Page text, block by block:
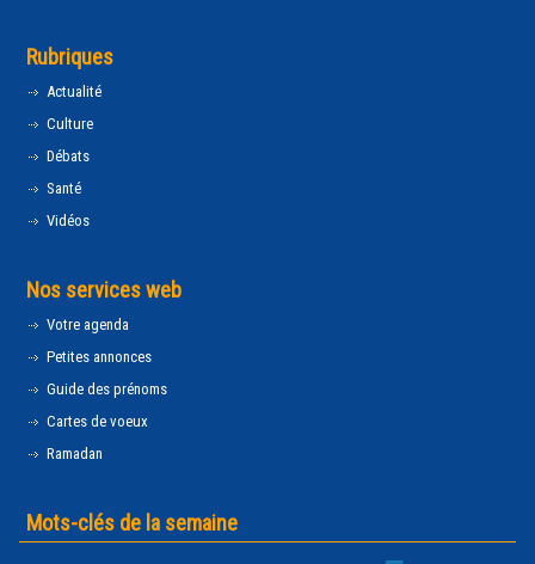
Rubriques
Actualité
Culture
Débats
Santé
Vidéos
Nos services web
Votre agenda
Petites annonces
Guide des prénoms
Cartes de voeux
Ramadan
Mots-clés de la semaine